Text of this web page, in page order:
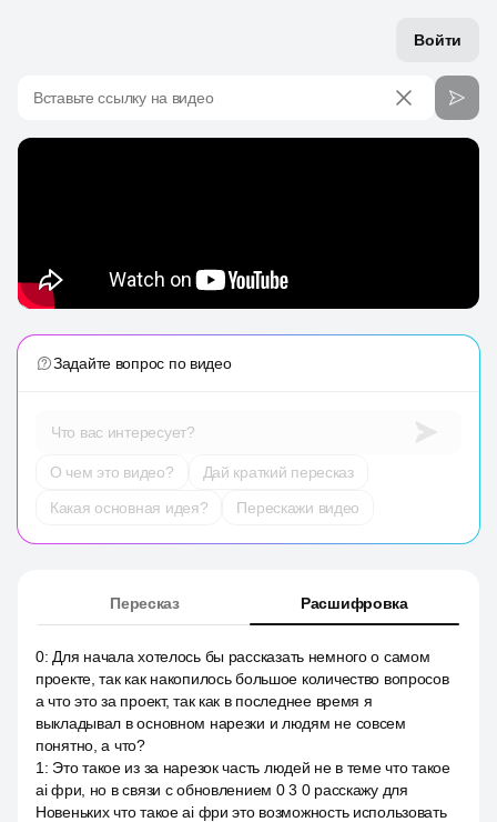
Войти
Вставьте ссылку на видео
Задайте вопрос по видео
Что вас интересует?
О чем это видео?
Дай краткий пересказ
Какая основная идея?
Перескажи видео
Пересказ Расшифровка
0: Для начала хотелось бы рассказать немного о самом
проекте, так как накопилось большое количество вопросов
а что это за проект, так как в последнее время я
выкладывал в основном нарезки и людям не совсем
понятно, а что?
1 : Это такое из за нарезок часть людей не в теме что такое
ai фри, но в связи с обновлением 0 3 0 расскажу для
Новеньких что такое ai фри это возможность использовать